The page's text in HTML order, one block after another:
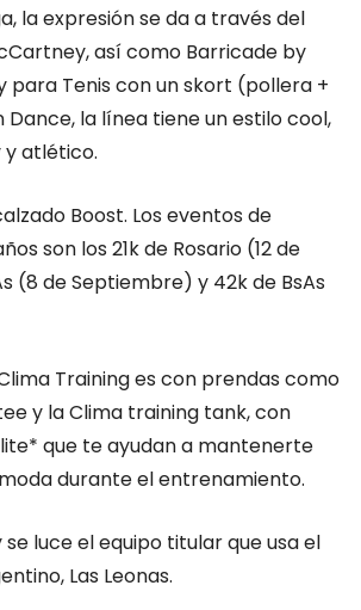
la expresión se da a través del
así como Barricade by
para Tenis con un skort (pollera +
Dance, la línea tiene un estilo cool,
y atlético.
Boost. Los eventos de
son los 21k de Rosario (12 de
(8 de Septiembre) y 42k de BsAs
Training es con prendas como
y la Clima training tank, con
que te ayudan a mantenerte
durante el entrenamiento.
se luce el equipo titular que usa el
Las Leonas.